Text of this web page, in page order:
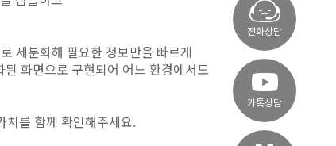
세분화해 필요한 정보만을 빠르게
화면으로 구현되어 어느 환경에서도
치를 함께 확인해주세요.
전화상담
카톡상담